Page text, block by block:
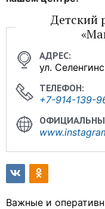
Детский
ул.
+7-914-139-
Важные и